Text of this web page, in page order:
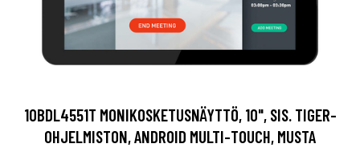
10BDL4551T MONIKOSKETUSNÄYTTÖ, 10", SIS. TIGER-
OHJELMISTON, ANDROID MULTI-TOUCH, MUSTA